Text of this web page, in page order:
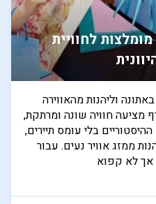
4 חנויות מומלצות לחוויית
וליהנות מהאווירה
מציעה חוויה שונה ומרתקת,
בלי עומס תיירים,
ממזג אוויר נעים. עבור
אך לא קפוא